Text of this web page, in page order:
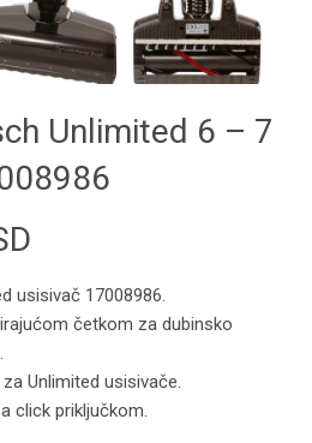
Unlimited 6 – 7
usisivač 17008986.
četkom za dubinsko
Unlimited usisivače.
click priključkom.